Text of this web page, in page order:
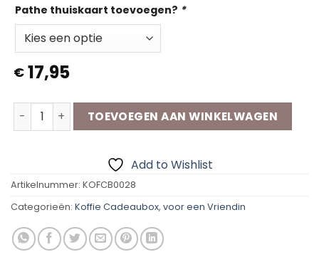
Pathe thuiskaart toevoegen? *
€ 17,95
Koffie Cadeaubox | Vriendin aantal
TOEVOEGEN AAN WINKELWAGEN
Add to Wishlist
Artikelnummer: KOFCB0028
Categorieën: Koffie Cadeaubox, voor een Vriendin